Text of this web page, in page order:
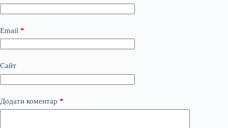
Email *
Сайт
Додати коментар *